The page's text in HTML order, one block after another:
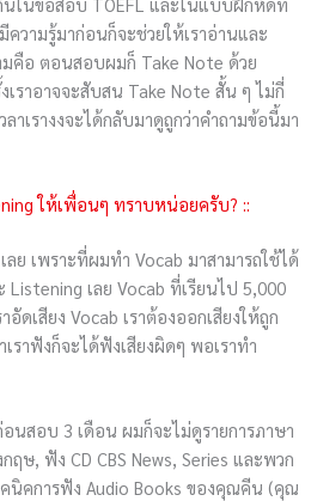
ความรู้มาก่อนก็จะช่วยให้เราอ่านและ
มคือ ตอนสอบผมก็ Take Note ด้วย
เราอาจจะสับสน Take Note สั้น ๆ ไม่กี่
าเรางงจะได้กลับมาดูถูกว่าคำถามข้อนี้มา
ให้เพื่อนๆ ทราบหน่อยครับ? ::
ย เพราะที่ผมทำ Vocab มาสามารถใช้ได้
Listening เลย Vocab ที่เรียนไป 5,000
ดเสียง Vocab เราต้องออกเสียงให้ถูก
เราฟังก็จะได้ฟังเสียงผิดๆ พอเราทำ
นสอบ 3 เดือน ผมก็จะไม่ดูรายการภาษา
ฤษ, ฟัง CD CBS News, Series และพวก
นิคการฟัง Audio Books ของคุณคีน (คุณ